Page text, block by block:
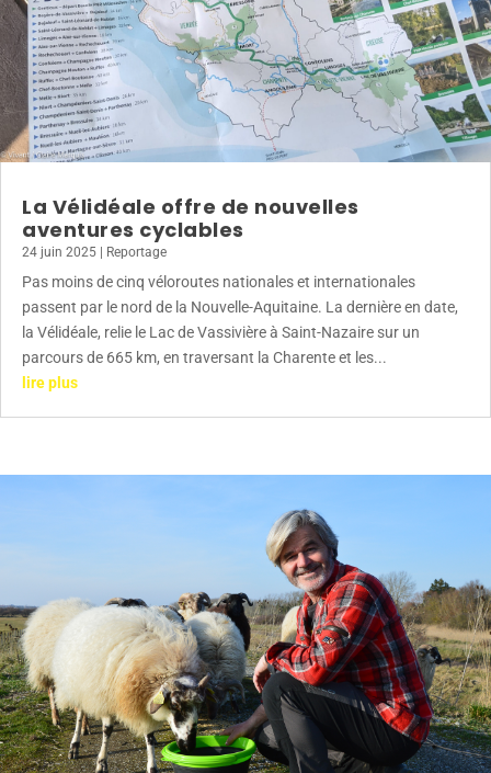
La Vélidéale offre de nouvelles
aventures cyclables
24 juin 2025 Reportage
Pas moins de cinq véloroutes nationales et internationales
passent par le nord de la Nouvelle-Aquitaine. La dernière en date,
la Vélidéale, relie le Lac de Vassivière à Saint-Nazaire sur un
parcours de 665 km, en traversant la Charente et les...
lire plus